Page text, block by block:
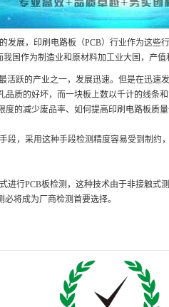
展，印刷电路板（PCB）行业作为这些
国作为制造业和原材料加工业大国，产值
跃的产业之一，发展迅速。但是在迅速
品质的好坏，而一块板上数以千计的线条
的减少废品率、如何提高印刷电路板质
，采用这种手段检测精度容易受到制约
行PCB板检测，这种技术由于非接触式
将成为厂商检测首要选择。